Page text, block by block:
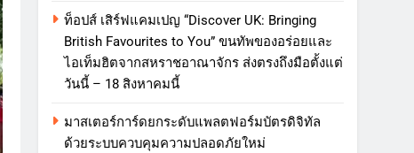
ท็อปส์ เสิร์ฟแคมเปญ “Discover UK: Bringing
British Favourites to You” ขนทัพของอร่อยและ
ไอเท็มฮิตจากสหราชอาณาจักร ส่งตรงถึงมือตั้งแต่
วันนี้ – 18 สิงหาคมนี้
มาสเตอร์การ์ดยกระดับแพลตฟอร์มบัตรดิจิทัล
ด้วยระบบควบคุมความปลอดภัยใหม่